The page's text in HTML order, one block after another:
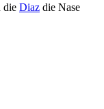
die Diaz die Nase